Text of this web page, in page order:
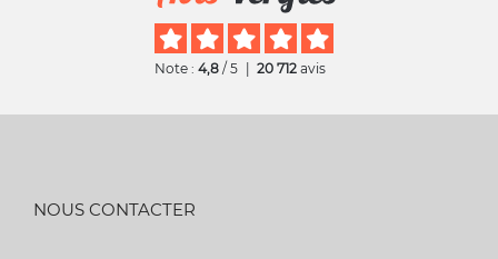
Note : 4,8 / 5 20 712 avis
NOUS CONTACTER